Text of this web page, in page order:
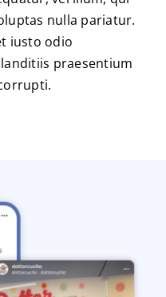
nulla pariatur.
iusto odio
praesentium